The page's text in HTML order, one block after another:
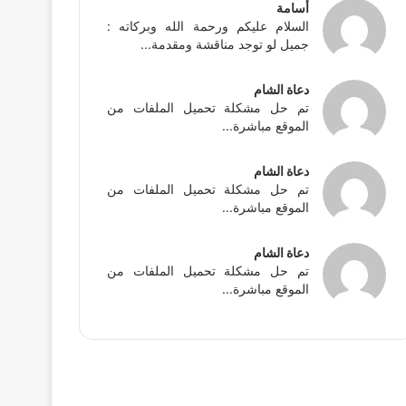
أسامة
السلام عليكم ورحمة الله وبركاته :
جميل لو توجد مناقشة ومقدمة...
دعاة الشام
تم حل مشكلة تحميل الملفات من
الموقع مباشرة...
دعاة الشام
تم حل مشكلة تحميل الملفات من
الموقع مباشرة...
دعاة الشام
تم حل مشكلة تحميل الملفات من
الموقع مباشرة...